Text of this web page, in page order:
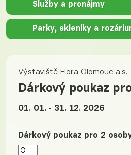
Služby a pronájmy
Parky, skleníky a
Výstaviště Flora Olomouc a.s.
Dárkový poukaz
01. 01. - 31. 12. 2026
Dárkový poukaz pro 2